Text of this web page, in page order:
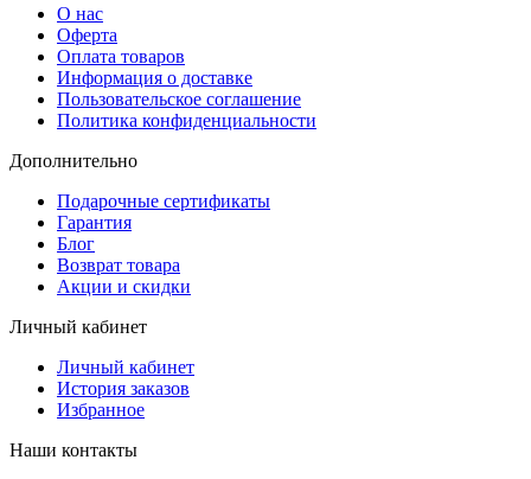
О нас
Оферта
Оплата товаров
Информация о доставке
Пользовательское соглашение
Политика конфиденциальности
Дополнительно
Подарочные сертификаты
Гарантия
Блог
Возврат товара
Акции и скидки
Личный кабинет
Личный кабинет
История заказов
Избранное
Наши контакты